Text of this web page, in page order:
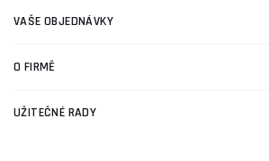
VAŠE OBJEDNÁVKY
O FIRMĚ
UŽITEČNÉ RADY